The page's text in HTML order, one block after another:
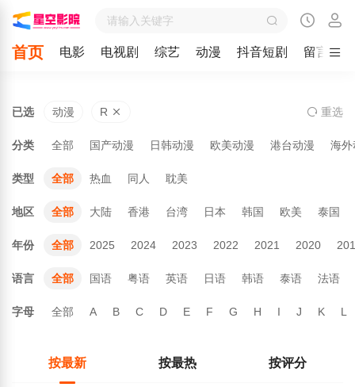
首页 电影 电视剧 综艺 动漫 抖音短剧 留言
已选 动漫 R 重选
分类 全部 国产动漫 日韩动漫 欧美动漫 港台动漫 海外
类型 全部 热血 同人 耽美
地区 全部 大陆 香港 台湾 日本 韩国 欧美 泰国
年份 全部 2025 2024 2023 2022 2021 2020
语言 全部 国语 粤语 英语 日语 韩语 泰语 法语
字母 全部 A B C D E F G H I J K L
按最新 按最热 按评分